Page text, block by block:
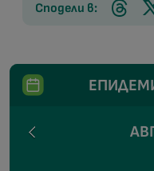
Сподели в: